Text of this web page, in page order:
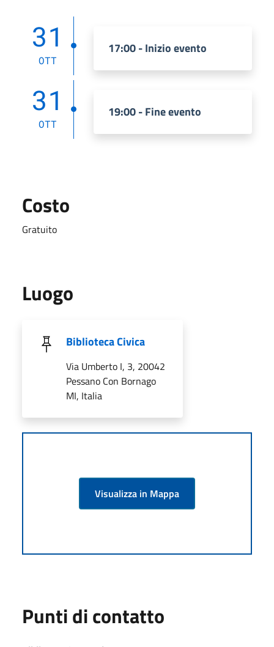
31
OTT
17:00 - Inizio evento
31
OTT
19:00 - Fine evento
Costo
Gratuito
Luogo
Biblioteca Civica
Via Umberto I, 3, 20042
Pessano Con Bornago
MI, Italia
Visualizza in Mappa
Punti di contatto